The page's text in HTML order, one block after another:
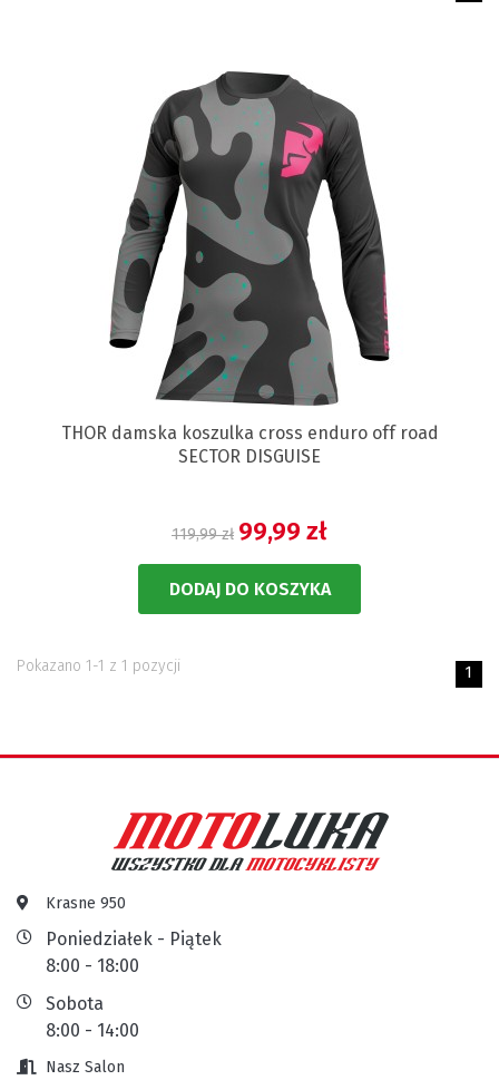
THOR damska koszulka cross enduro off road
SECTOR DISGUISE
119,99 zł 99,99 zł
DODAJ DO KOSZYKA
Pokazano 1-1 z 1 pozycji 1
Krasne 950
Poniedziałek - Piątek
8:00 - 18:00
Sobota
8:00 - 14:00
Nasz Salon